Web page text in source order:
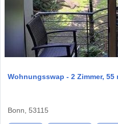
Wohnungsswap - 2 Zimmer, 55
Bonn, 53115